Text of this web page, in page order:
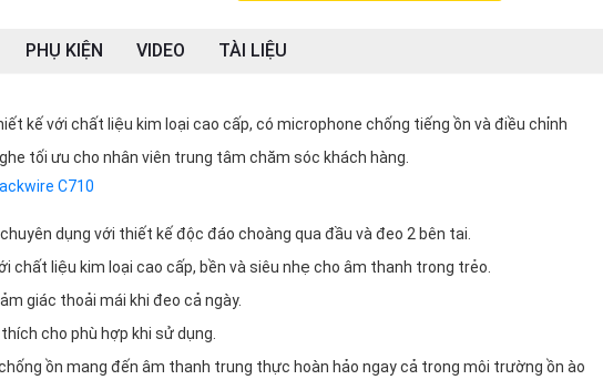
PHỤ KIỆN VIDEO TÀI LIỆU
kế với chất liệu kim loại cao cấp, có microphone chống tiếng ồn và điều chỉnh
tối ưu cho nhân viên trung tâm chăm sóc khách hàng.
C710
dụng với thiết kế độc đáo choàng qua đầu và đeo 2 bên tai.
chất liệu kim loại cao cấp, bền và siêu nhẹ cho âm thanh trong trẻo.
giác thoải mái khi đeo cả ngày.
cho phù hợp khi sử dụng.
ồn mang đến âm thanh trung thực hoàn hảo ngay cả trong môi trường ồn ào